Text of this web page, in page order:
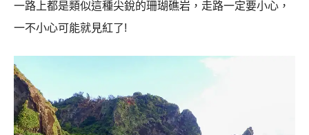
一路上都是類似這種尖銳的珊瑚礁岩，走路一定要小心，
一不小心可能就見紅了!